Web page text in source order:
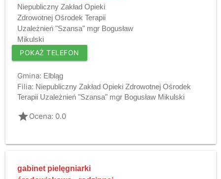
Niepubliczny Zakład Opieki
Zdrowotnej Ośrodek Terapii
Uzależnień "Szansa" mgr Bogusław
Mikulski
POKAŻ TELEFON
Gmina: Elbląg
Filia: Niepubliczny Zakład Opieki Zdrowotnej Ośrodek
Terapii Uzależnień "Szansa" mgr Bogusław Mikulski
gradeOcena: 0.0
gabinet pielęgniarki